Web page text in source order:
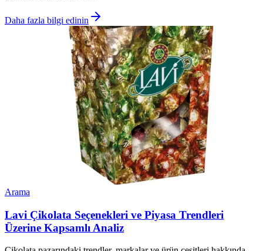
Daha fazla bilgi edinin
Arama
Lavi Çikolata Seçenekleri ve Piyasa Trendleri
Üzerine Kapsamlı Analiz